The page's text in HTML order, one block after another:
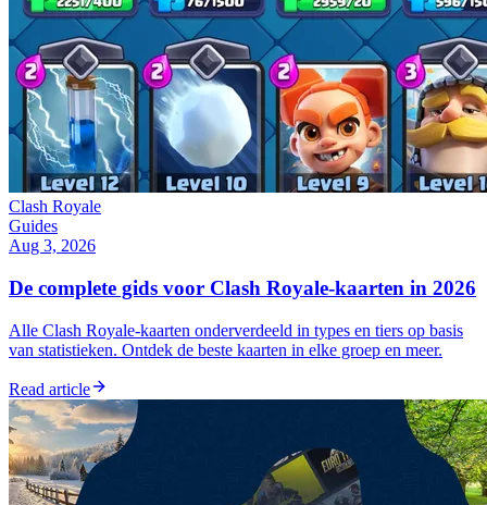
Clash Royale
Guides
Aug 3, 2026
De complete gids voor Clash Royale-kaarten in 2026
Alle Clash Royale-kaarten onderverdeeld in types en tiers op basis
van statistieken. Ontdek de beste kaarten in elke groep en meer.
Read article